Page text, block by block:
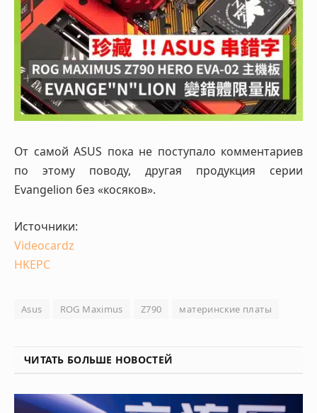
От самой ASUS пока не поступало комментариев
по этому поводу, другая продукция серии
Evangelion без «косяков».
Источники:
Videocardz
HKEPC
Asus ROG Maximus Z790 материнские платы
ЧИТАТЬ БОЛЬШЕ НОВОСТЕЙ